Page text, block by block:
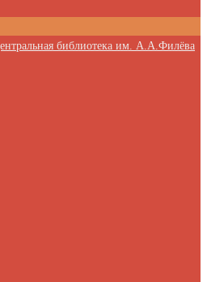
библиотека им. А.А.Филёва